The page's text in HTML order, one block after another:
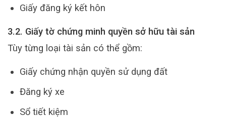
Giấy đăng ký kết hôn
3.2. Giấy tờ chứng minh quyền sở hữu tài sản
Tùy từng loại tài sản có thể gồm:
Giấy chứng nhận quyền sử dụng đất
Đăng ký xe
Sổ tiết kiệm